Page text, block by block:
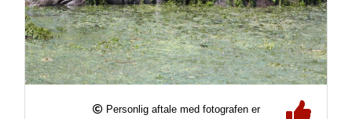
Personlig aftale med fotografen er